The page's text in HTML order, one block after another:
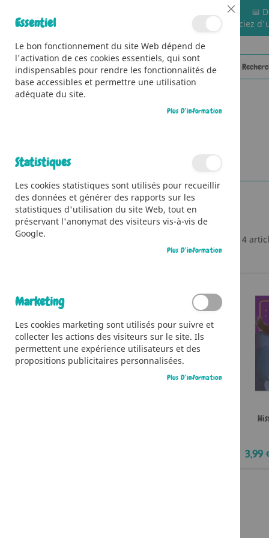
📅
🚚 Bénéficiez
4
3,99
Cookie
Bar
Essentiel
Le bon fonctionnement du site Web dépend de
l'activation de ces cookies essentiels, qui sont
indispensables pour rendre les fonctionnalités de
base accessibles et permettre une utilisation
adéquate du site.
Plus D’information
Statistiques
Les cookies statistiques sont utilisés pour recueillir
des données et générer des rapports sur les
statistiques d'utilisation du site Web, tout en
préservant l'anonymat des visiteurs vis-à-vis de
Google.
Plus D’information
Marketing
Les cookies marketing sont utilisés pour suivre et
collecter les actions des visiteurs sur le site. Ils
permettent une expérience utilisateurs et des
propositions publicitaires personnalisées.
Plus D’information